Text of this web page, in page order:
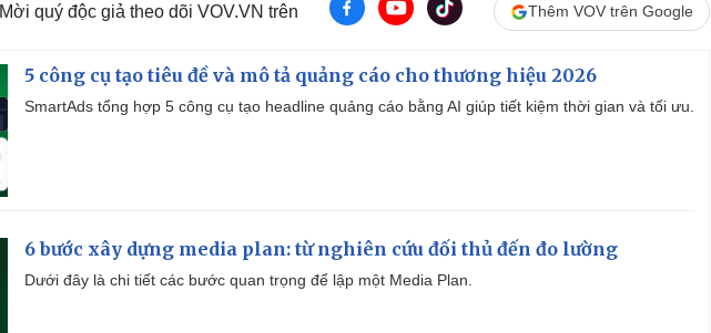
Mời quý độc giả theo dõi VOV.VN trên Thêm VOV trên Google
5 công cụ tạo tiêu đề và mô tả quảng cáo cho thương hiệu 2026
SmartAds tổng hợp 5 công cụ tạo headline quảng cáo bằng AI giúp tiết kiệm thời gian và tối ưu.
6 bước xây dựng media plan: từ nghiên cứu đối thủ đến đo lường
Dưới đây là chi tiết các bước quan trọng để lập một Media Plan.